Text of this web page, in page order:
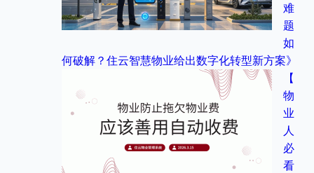
难
题
如
何破解？住云智慧物业给出数字化转型新方案》
【
物
业
人
必
看